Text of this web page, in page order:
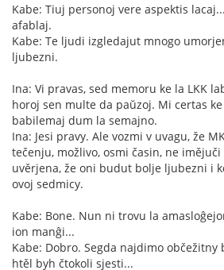
Kabe: Tiuj personoj vere aspektis
afablaj.
Kabe: Te ljudi izgledajut mnogo
ljubezni.
Ina: Vi pravas, sed memoru ke la LKK
horoj sen multe da paŭzoj. Mi certas
babilemaj dum la semajno.
Ina: Jesi pravy. Ale vozmi v uvagu, že
tečenju, možlivo, osmi časin, ne imějuči
uvěrjena, že oni budut bolje ljubezni i
ovoj sedmicy.
Kabe: Bone. Nun ni trovu la
ion manĝi...
Kabe: Dobro. Segda najdimo občežitny
htěl byh čtokoli sjesti...